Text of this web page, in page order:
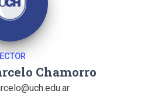
Chamorro